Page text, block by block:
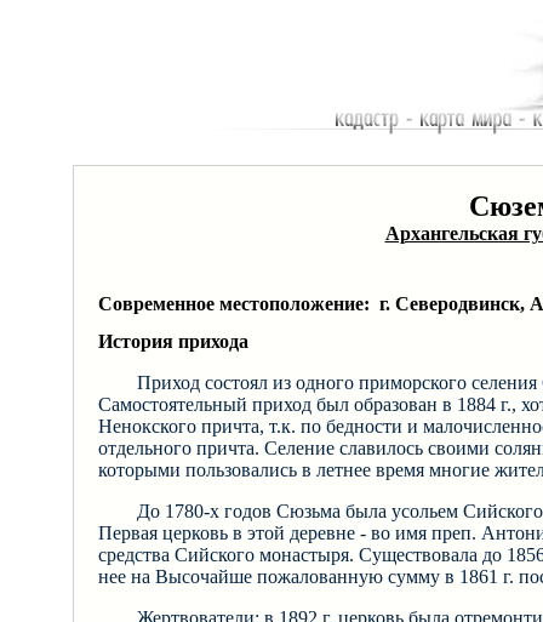
Архангельская
Современное местоположение: г. Северодвинск,
История прихода
Приход состоял из одного приморского
Самостоятельный приход был образован в 1884 г.,
Ненокского причта, т.к. по бедности и
отдельного причта. Селение славилось своими
которыми пользовались в летнее время многие
До 1780-х годов Сюзьма была усольем
Первая церковь в этой деревне - во имя преп.
средства Сийского монастыря. Существовала до
нее на Высочайше пожалованную сумму в 1861 г.